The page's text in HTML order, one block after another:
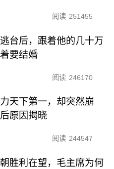
阅读 251455
台后，跟着他的几十万
要结婚
阅读 246170
天下第一，却突然崩
原因揭晓
阅读 244547
胜利在望，毛主席为何